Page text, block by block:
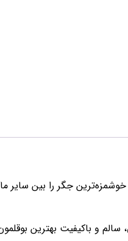
خوشمزه‌ترین جگر را بین
سالم و باکیفیت بهترین